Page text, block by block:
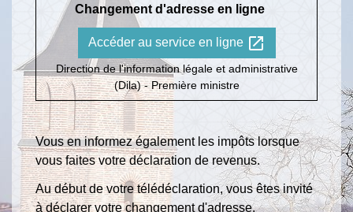
Changement d'adresse en ligne
Accéder au service en ligne open_in_new
Direction de l'information légale et administrative
(Dila) - Première ministre
Vous en informez également les impôts lorsque
vous faites votre déclaration de revenus.
Au début de votre télédéclaration, vous êtes invité
à déclarer votre changement d'adresse.